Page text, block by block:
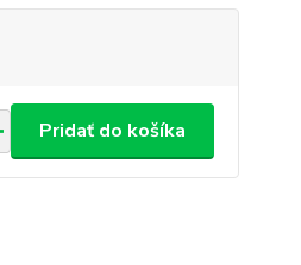
Pridať do košíka